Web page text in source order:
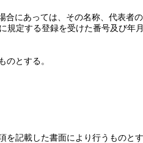
合にあっては、その名称、代表者
規定する登録を受けた番号及び年
とする。
記載した書面により行うものとす